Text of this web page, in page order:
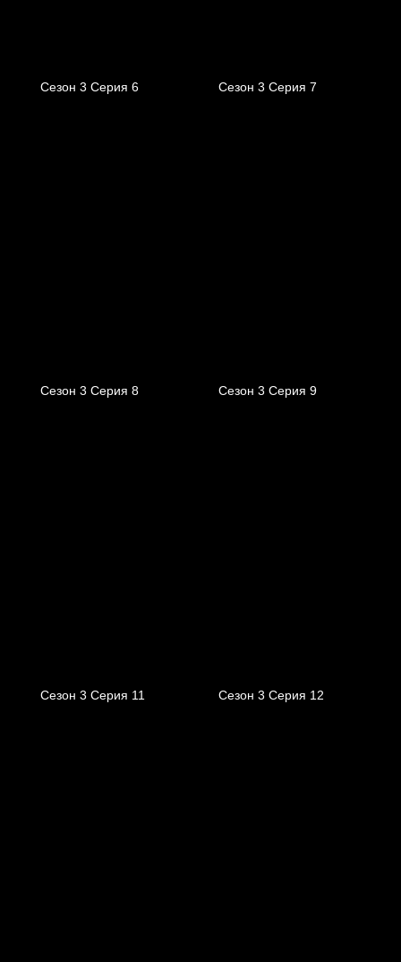
Сезон 3 Серия 6 Сезон 3 Серия 7
Сезон 3 Серия 8 Сезон 3 Серия 9
Сезон 3 Серия 11 Сезон 3 Серия 12